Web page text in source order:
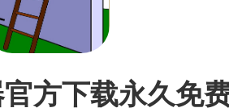
方下载永久免